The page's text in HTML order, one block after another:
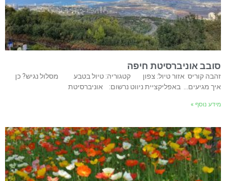
סובב אוניברסיטת חיפה
זהבה קוריס אזור טיול: צפון קטגוריה: טיול בטבע מסלול נגיש? כן
איך מגיעים… באפליקציית ניווט נרשום: אוניברסיטת
מידע נוסף »